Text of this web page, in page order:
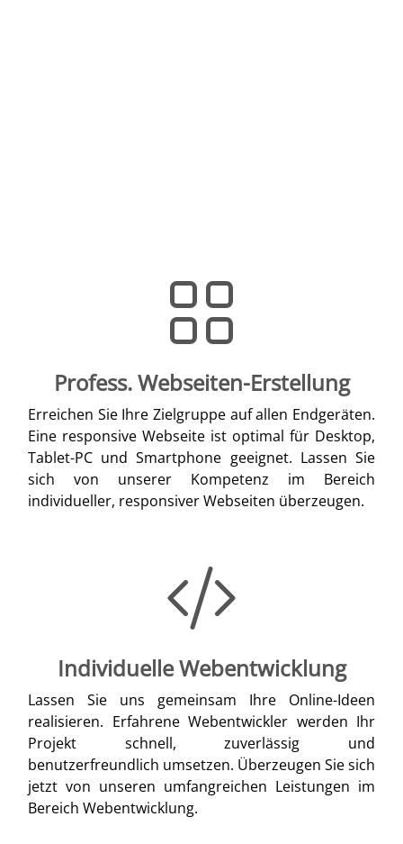
Profess. Webseiten-Erstellung
Erreichen Sie Ihre Zielgruppe auf allen Endgeräten.
Eine responsive Webseite ist optimal für Desktop,
Tablet-PC und Smartphone geeignet. Lassen Sie
sich von unserer Kompetenz im Bereich
individueller, responsiver Webseiten überzeugen.
Individuelle Webentwicklung
Lassen Sie uns gemeinsam Ihre Online-Ideen
realisieren. Erfahrene Webentwickler werden Ihr
Projekt schnell, zuverlässig und
benutzerfreundlich umsetzen. Überzeugen Sie sich
jetzt von unseren umfangreichen Leistungen im
Bereich Webentwicklung.